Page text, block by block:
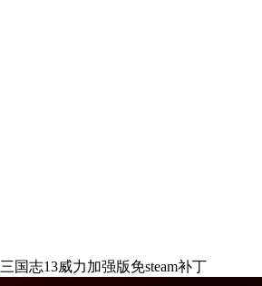
三国志13威力加强版免steam补丁